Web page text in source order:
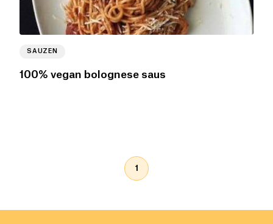
SAUZEN
100% vegan bolognese saus
1